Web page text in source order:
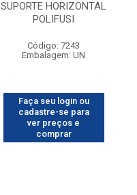
SUPORTE HORIZONTAL
POLIFUSI
Código: 7243
Embalagem: UN
Faça seu login ou
cadastre-se para
ver preços e
comprar